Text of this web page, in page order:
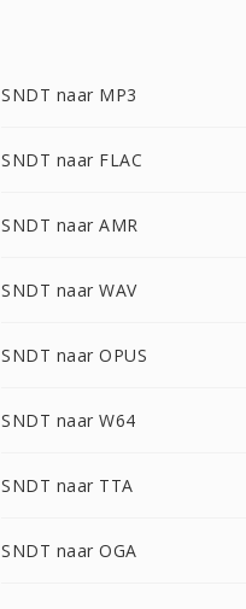
SNDT naar MP3
SNDT naar FLAC
SNDT naar AMR
SNDT naar WAV
SNDT naar OPUS
SNDT naar W64
SNDT naar TTA
SNDT naar OGA